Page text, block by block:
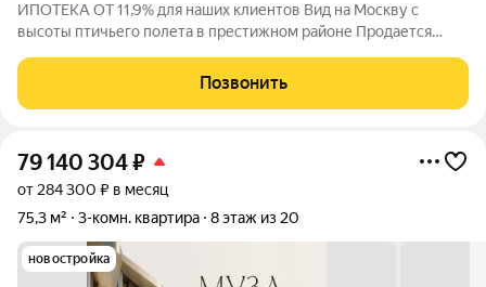
ИПОТЕКА ОТ 11,9% для наших клиентов Вид на Москву с
высоты птичьего полета в престижном районе Продается
Краснопресненской набережной. Общая площадь 103,9
квадратных метра, 35 этаж из 61. О
Позвонить
79 140 304₽
от 284 300 ₽ в месяц
75,3 м²
3-комн. квартира 8 этаж из 20
новостройка